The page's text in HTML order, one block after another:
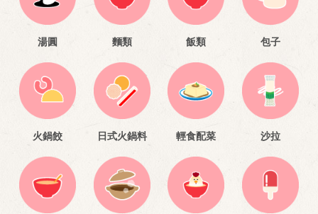
湯圓 麵類 飯類 包子
火鍋餃 日式火鍋料 輕食配菜 沙拉